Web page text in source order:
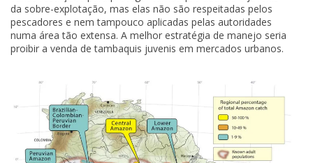
da sobre-explotação, mas elas não são respeitadas pelos
pescadores e nem tampouco aplicadas pelas autoridades
numa área tão extensa. A melhor estratégia de manejo seria
proibir a venda de tambaquis juvenis em mercados urbanos.